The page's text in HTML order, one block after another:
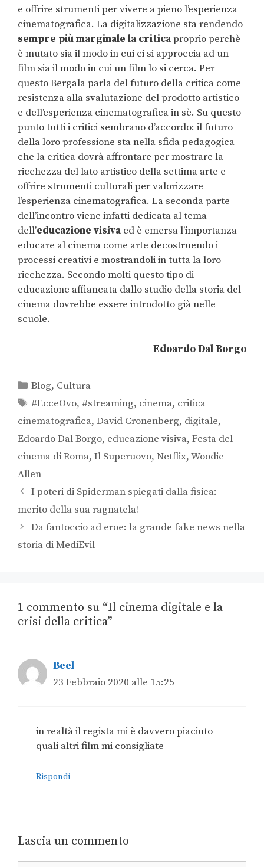
e offrire strumenti per vivere a pieno l’esperienza
cinematografica. La digitalizzazione sta rendendo
sempre più marginale la criticaproprio perchè
è mutato sia il modo in cui ci si approccia ad un
film sia il modo in cui un film lo si cerca. Per
questo Bergala parla del futuro della critica come
resistenza alla svalutazione del prodotto artistico
e dell’esperienza cinematografica in sè. Su questo
punto tutti i critici sembrano d’accordo: il futuro
della loro professione sta nella sfida pedagogica
che la critica dovrà affrontare per mostrare la
ricchezza del lato artistico della settima arte e
offrire strumenti culturali per valorizzare
l’esperienza cinematografica. La seconda parte
dell’incontro viene infatti dedicata al tema
dell’educazione visiva ed è emersa l’importanza
educare al cinema come arte decostruendo i
processi creativi e mostrandoli in tutta la loro
ricchezza. Secondo molti questo tipo di
educazione affiancata dallo studio della storia del
cinema dovrebbe essere introdotto già nelle
scuole.
Edoardo Dal Borgo
Blog, Cultura
#EcceOvo, #streaming, cinema, critica
cinematografica, David Cronenberg, digitale,
Edoardo Dal Borgo, educazione visiva, Festa del
cinema di Roma, Il Superuovo, Netflix,Woodie
Allen
I poteri di Spiderman spiegati dalla fisica:
merito della sua ragnatela!
Da fantoccio ad eroe: la grande fake news nella
storia di MediEvil
1 commento su “Il cinema digitale e la
crisi della critica”
Beel
23 Febbraio 2020 alle 15:25
in realtà il regista mi è davvero piaciuto
quali altri film mi consigliate
Rispondi
Lascia un commento